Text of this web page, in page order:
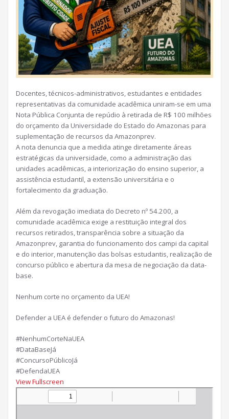
Docentes, técnicos-administrativos, estudantes e entidades
representativas da comunidade acadêmica uniram-se em uma
Nota Pública Conjunta de repúdio à retirada de R$ 100 milhões
do orçamento da Universidade do Estado do Amazonas para
suplementação de recursos da Amazonprev.
A nota denuncia que a medida atinge diretamente áreas
estratégicas da universidade, como a administração das
unidades acadêmicas, a interiorização do ensino superior, a
assistência estudantil, a extensão universitária e o
fortalecimento da graduação.
Além da revogação imediata do Decreto nº 54.200, a
comunidade acadêmica exige a restituição integral dos
recursos retirados, transparência sobre a situação da
Amazonprev, garantia do funcionamento dos campi da capital
e do interior, manutenção das bolsas estudantis, realização de
concurso público e abertura da mesa de negociação da data-
base.
Nenhum corte no orçamento da UEA!
Defender a UEA é defender o futuro do Amazonas!
#NenhumCorteNaUEA
#DataBaseJá
#ConcursoPúblicoJá
#DefendaUEA
View Fullscreen